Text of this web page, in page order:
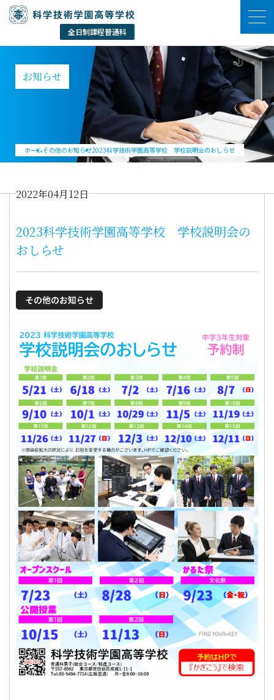
お知らせ
ホームその他のお知らせ2023科学技術学園高等学校 学校説明会のおしらせ
2022年04月12日
2023科学技術学園高等学校 学校説明会の
おしらせ
その他のお知らせ